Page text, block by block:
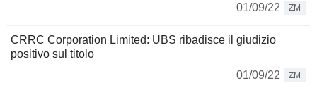
01/09/22
ZM
CRRC Corporation Limited: UBS ribadisce il giudizio
positivo sul titolo
01/09/22
ZM